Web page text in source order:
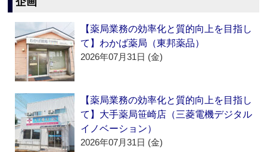
【薬局業務の効率化と質的向上を目指し
て】わかば薬局（東邦薬品）
2026年07月31日 (金)
【薬局業務の効率化と質的向上を目指し
て】大手薬局笹崎店（三菱電機デジタル
イノベーション）
2026年07月31日 (金)